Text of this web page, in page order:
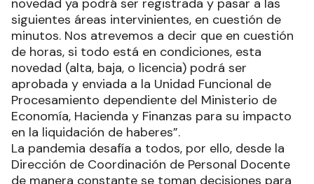
novedad ya podrá ser registrada y pasar a las
siguientes áreas intervinientes, en cuestión de
minutos. Nos atrevemos a decir que en cuestión
de horas, si todo está en condiciones, esta
novedad (alta, baja, o licencia) podrá ser
aprobada y enviada a la Unidad Funcional de
Procesamiento dependiente del Ministerio de
Economía, Hacienda y Finanzas para su impacto
en la liquidación de haberes”.
La pandemia desafía a todos, por ello, desde la
Dirección de Coordinación de Personal Docente
de manera constante se toman decisiones para